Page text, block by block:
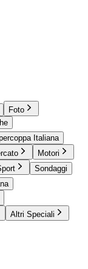
Foto
Italiana
Motori
Sondaggi
Altri Speciali